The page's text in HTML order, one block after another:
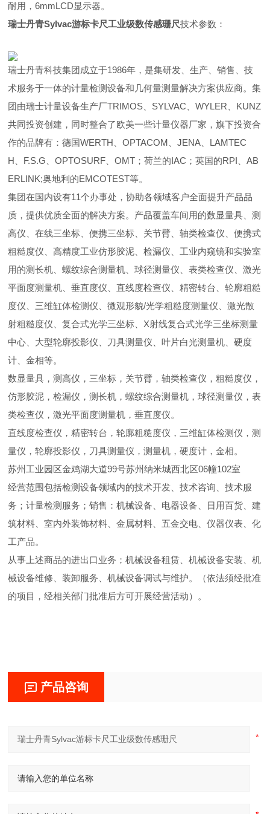
耐用，6mmLCD显示器。
瑞士丹青Sylvac游标卡尺工业级数传感珊尺技术参数：
瑞士丹青科技集团成立于1986年，是集研发、生产、销售、技
术服务于一体的计量检测设备和几何量测量解决方案供应商。集
团由瑞士计量设备生产厂TRIMOS、SYLVAC、WYLER、KUNZ
共同投资创建，同时整合了欧美一些计量仪器厂家，旗下投资合
作的品牌有：德国WERTH、OPTACOM、JENA、LAMTEC
H、F.S.G、OPTOSURF、OMT；荷兰的IAC；英国的RPI、AB
ERLINK;奥地利的EMCOTEST等。
集团在国内设有11个办事处，协助各领域客户全面提升产品品
质，提供优质全面的解决方案。产品覆盖车间用的数显量具、测
高仪、在线三坐标、便携三坐标、关节臂、轴类检查仪、便携式
粗糙度仪、高精度工业仿形胶泥、检漏仪、工业内窥镜和实验室
用的测长机、螺纹综合测量机、球径测量仪、表类检查仪、激光
平面度测量机、垂直度仪、直线度检查仪、精密转台、轮廓粗糙
度仪、三维缸体检测仪、微观形貌/光学粗糙度测量仪、激光散
射粗糙度仪、复合式光学三坐标、X射线复合式光学三坐标测量
中心、大型轮廓投影仪、刀具测量仪、叶片白光测量机、硬度
计、金相等。
数显量具，测高仪，三坐标，关节臂，轴类检查仪，粗糙度仪，
仿形胶泥，检漏仪，测长机，螺纹综合测量机，球径测量仪，表
类检查仪，激光平面度测量机，垂直度仪。
直线度检查仪，精密转台，轮廓粗糙度仪，三维缸体检测仪，测
量仪，轮廓投影仪，刀具测量仪，测量机，硬度计，金相。
苏州工业园区金鸡湖大道99号苏州纳米城西北区06幢102室
经营范围包括检测设备领域内的技术开发、技术咨询、技术服
务；计量检测服务；销售：机械设备、电器设备、日用百货、建
筑材料、室内外装饰材料、金属材料、五金交电、仪器仪表、化
工产品。
从事上述商品的进出口业务；机械设备租赁、机械设备安装、机
械设备维修、装卸服务、机械设备调试与维护。（依法须经批准
的项目，经相关部门批准后方可开展经营活动）。
产品咨询